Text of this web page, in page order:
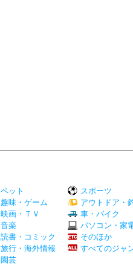
ペット
趣味・ゲーム
映画・ＴＶ
音楽
読書・コミック
旅行・海外情報
園芸
スポーツ
アウトドア・
車・バイク
パソコン・家
そのほか
すべてのジャ